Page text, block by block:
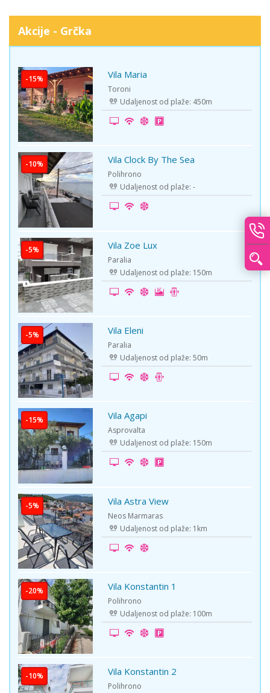
Akcije - Grčka
-15% Vila Maria
Toroni
Udaljenost od plaže: 450m
-10% Vila Clock By The Sea
Polihrono
Udaljenost od plaže: -
-5% Vila Zoe Lux
Paralia
Udaljenost od plaže: 150m
-5% Vila Eleni
Paralia
Udaljenost od plaže: 50m
-15% Vila Agapi
Asprovalta
Udaljenost od plaže: 150m
-5% Vila Astra View
Neos Marmaras
Udaljenost od plaže: 1km
-20% Vila Konstantin 1
Polihrono
Udaljenost od plaže: 100m
-10% Vila Konstantin 2
Polihrono